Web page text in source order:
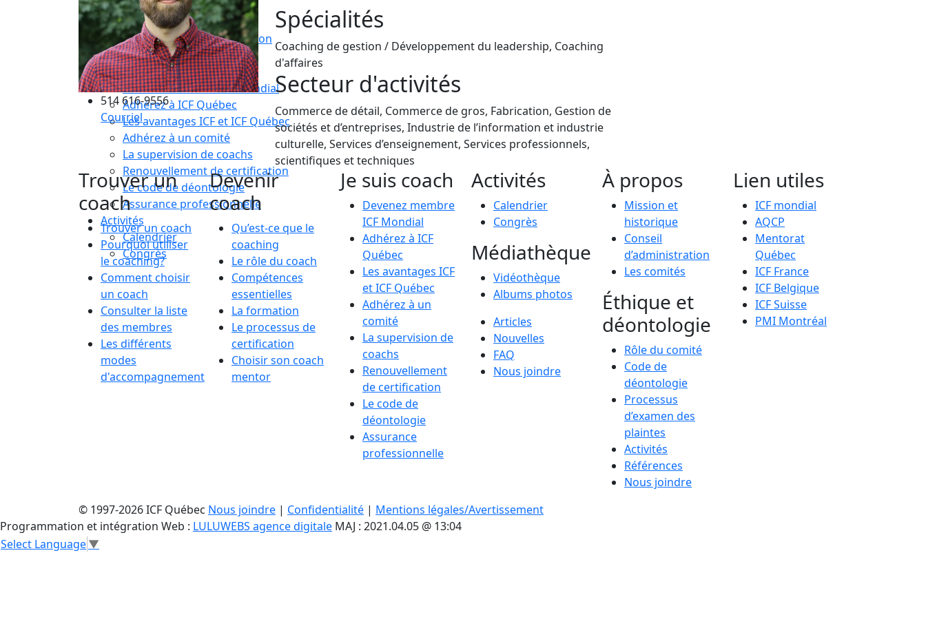
Compétences essentielles
La formation
Le processus de certification
Choisir son coach mentor
Je suis coach
Devenez membre ICF Mondial
Adhérez à ICF Québec
Les avantages ICF et ICF Québec
Adhérez à un comité
La supervision de coachs
Renouvellement de certification
Le code de déontologie
Assurance professionnelle
Activités
Calendrier
Congrès
514 616-9556
Courriel
Spécialités
Coaching de gestion / Développement du leadership, Coaching
d'affaires
Secteur d'activités
Commerce de détail, Commerce de gros, Fabrication, Gestion de
sociétés et d’entreprises, Industrie de l’information et industrie
culturelle, Services d’enseignement, Services professionnels,
scientifiques et techniques
Trouver un
coach
Trouver un coach
Pourquoi utiliser
le coaching?
Comment choisir
un coach
Consulter la liste
des membres
Les différents
modes
d'accompagnement
Devenir
coach
Qu’est-ce que le
coaching
Le rôle du coach
Compétences
essentielles
La formation
Le processus de
certification
Choisir son coach
mentor
Je suis coach
Devenez membre
ICF Mondial
Adhérez à ICF
Québec
Les avantages ICF
et ICF Québec
Adhérez à un
comité
La supervision de
coachs
Renouvellement
de certification
Le code de
déontologie
Assurance
professionnelle
Activités
Calendrier
Congrès
Médiathèque
Vidéothèque
Albums photos
Articles
Nouvelles
FAQ
Nous joindre
À propos
Mission et
historique
Conseil
d’administration
Les comités
Éthique et
déontologie
Rôle du comité
Code de
déontologie
Processus
d’examen des
plaintes
Activités
Références
Nous joindre
Lien utiles
ICF mondial
AQCP
Mentorat
Québec
ICF France
ICF Belgique
ICF Suisse
PMI Montréal
© 1997-2026 ICF Québec Nous joindre | Confidentialité | Mentions légales/Avertissement
Programmation et intégration Web : LULUWEBS agence digitale MAJ : 2021.04.05 @ 13:04
Select Language▼